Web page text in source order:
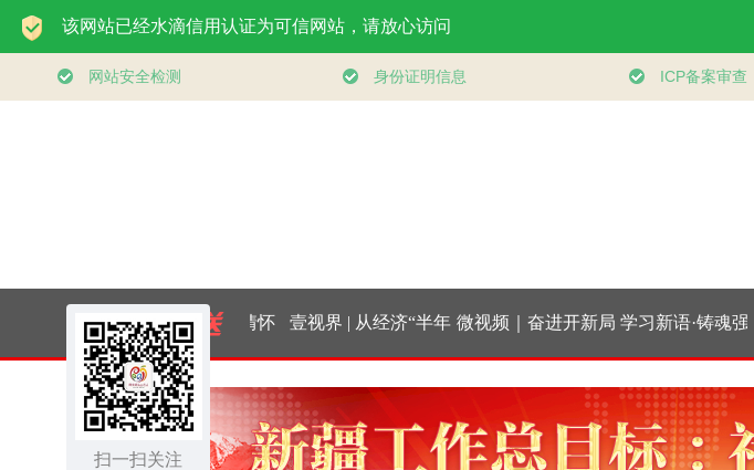
扫一扫关注
太行山上 总书记的人民情怀
｜“扎扎实实建设现
代化产业体系”
壹视界 | 从经济“半年
报”，看“十五五”稳健
开局
微视频｜奋进开新局
实干挑大梁
学习新语·铸魂强党｜
持之以恒推进全面从
严治党